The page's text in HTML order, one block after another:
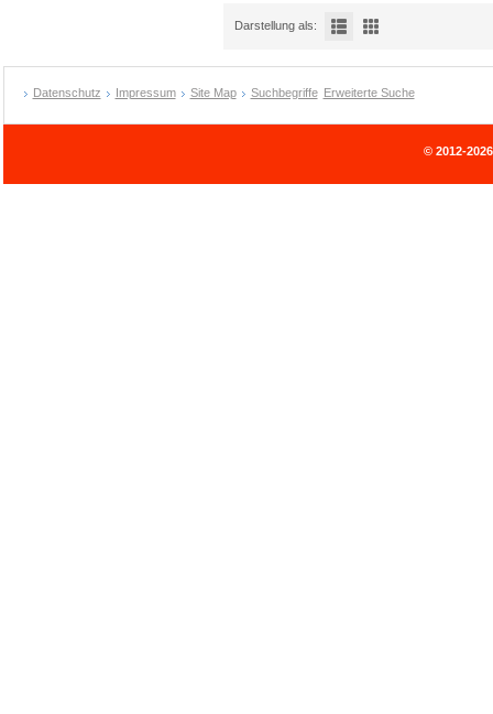
Darstellung als:
Datenschutz Impressum Site Map Suchbegriffe Erweiterte Suche
© 2012-